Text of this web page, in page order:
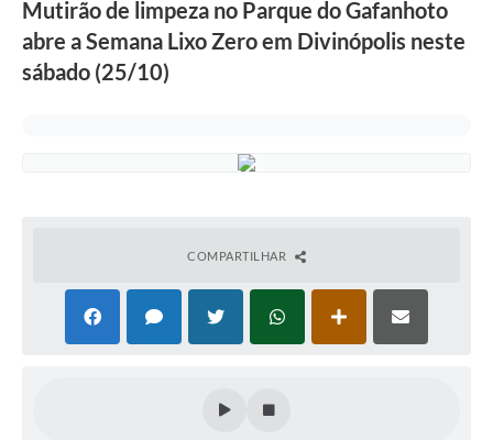
Mutirão de limpeza no Parque do Gafanhoto
abre a Semana Lixo Zero em Divinópolis neste
sábado (25/10)
COMPARTILHAR